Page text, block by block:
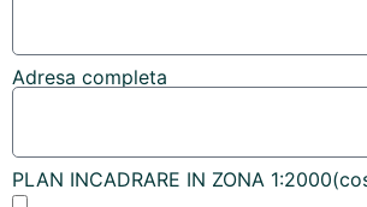
Adresa completa
PLAN INCADRARE IN ZONA